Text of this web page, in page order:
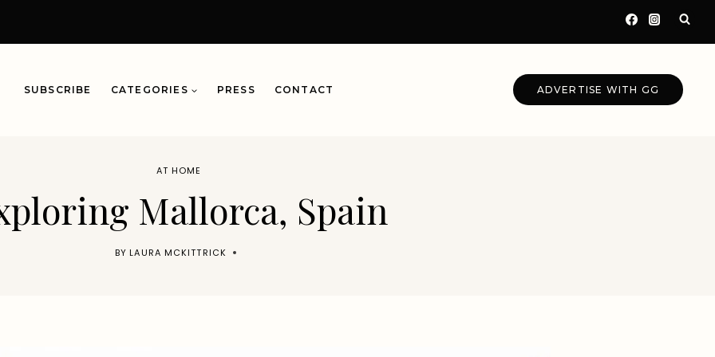
SUBSCRIBE CATEGORIES PRESS CONTACT ADVERTISE WITH GG
AT HOME
Mallorca, Spain
BY LAURA MCKITTRICK